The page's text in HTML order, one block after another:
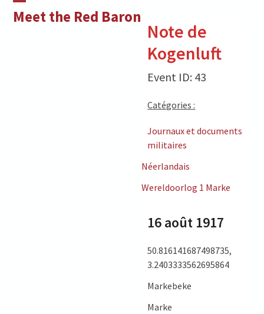
Meet the Red Baron
Open
Close
Note de
Kogenluft
Event ID: 43
Catégories :
Journaux et documents
militaires
Néerlandais
Wereldoorlog 1 Marke
16 août 1917
50.816141687498735,
3.2403333562695864
Markebeke
Marke